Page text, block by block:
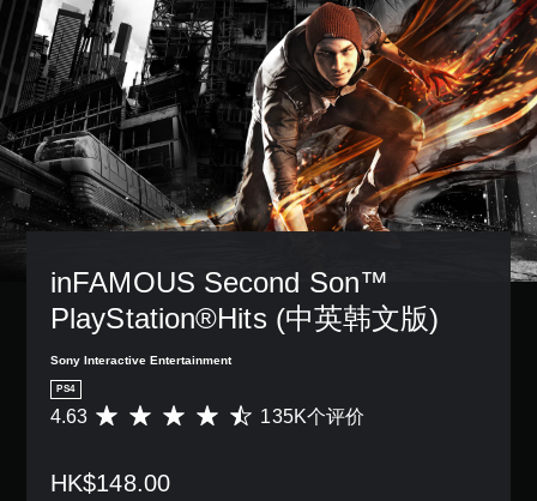
inFAMOUS Second Son™
PlayStation®Hits (中英韩文版)
Sony Interactive Entertainment
PS4
平
价
4.63 135K个评价
HK$148.00